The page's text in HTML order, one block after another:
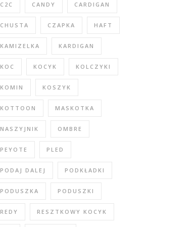
C2C CANDY CARDIGAN
CHUSTA CZAPKA HAFT
KAMIZELKA KARDIGAN
KOC KOCYK KOLCZYKI
KOMIN KOSZYK
KOTTOON MASKOTKA
NASZYJNIK OMBRE
PEYOTE PLED
PODAJ DALEJ PODKŁADKI
PODUSZKA PODUSZKI
REDY RESZTKOWY KOCYK